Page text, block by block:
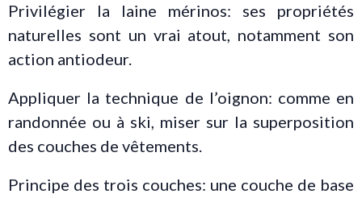
Privilégier la laine mérinos: ses propriétés
naturelles sont un vrai atout, notamment son
action antiodeur.
Appliquer la technique de l’oignon: comme en
randonnée ou à ski, miser sur la superposition
des couches de vêtements.
Principe des trois couches: une couche de base